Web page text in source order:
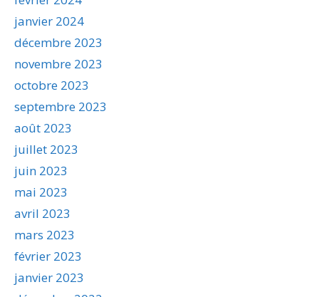
janvier 2024
décembre 2023
novembre 2023
octobre 2023
septembre 2023
août 2023
juillet 2023
juin 2023
mai 2023
avril 2023
mars 2023
février 2023
janvier 2023